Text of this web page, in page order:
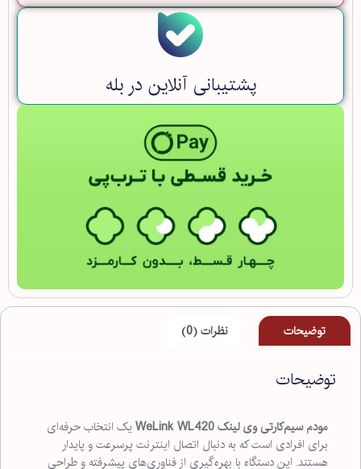
پشتیبانی آنلاین در بله
توضیحات نظرات (0)
توضیحات
مودم سیم‌کارتی وی لینک WeLink WL420
یک انتخاب حرفه‌ای
برای افرادی است که به دنبال اتصال اینترنت پرسرعت و پایدار
هستند. این دستگاه با بهره‌گیری از فناوری‌های پیشرفته و طراحی